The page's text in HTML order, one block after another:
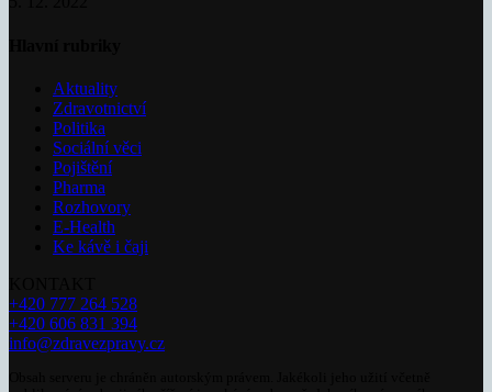
Aktuality
Zdravotnictví
Politika
Sociální věci
Pojištění
Pharma
Rozhovory
E-Health
Ke kávě i čaji
+420 777 264 528
+420 606 831 394
info@zdravezpravy.cz